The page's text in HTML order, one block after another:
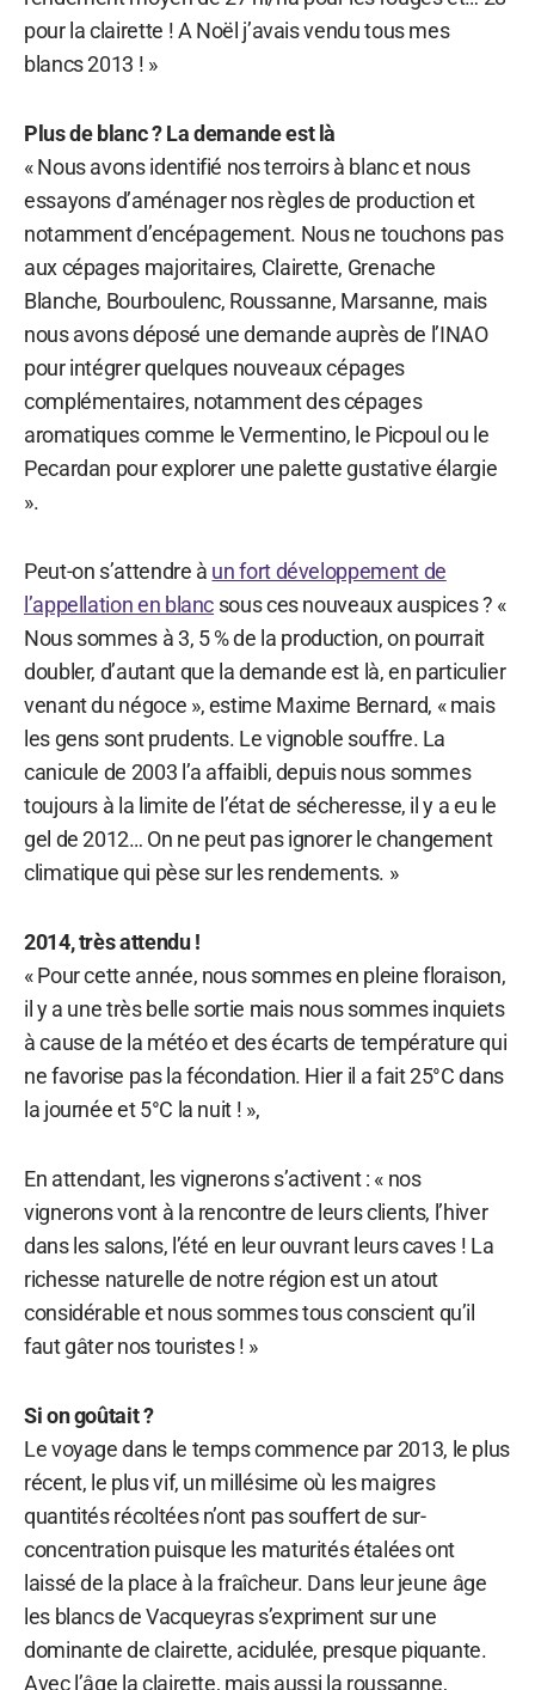
pour la clairette ! A Noël j’avais vendu tous mes
blancs 2013 ! »
Plus de blanc ? La demande est là
« Nous avons identifié nos terroirs à blanc et nous
essayons d’aménager nos règles de production et
notamment d’encépagement. Nous ne touchons pas
aux cépages majoritaires, Clairette, Grenache
Blanche, Bourboulenc, Roussanne, Marsanne, mais
nous avons déposé une demande auprès de l’INAO
pour intégrer quelques nouveaux cépages
complémentaires, notamment des cépages
aromatiques comme le Vermentino, le Picpoul ou le
Pecardan pour explorer une palette gustative élargie
».
Peut-on s’attendre à un fort développement de
l’appellation en blanc sous ces nouveaux auspices ? «
Nous sommes à 3, 5 % de la production, on pourrait
doubler, d’autant que la demande est là, en particulier
venant du négoce », estime Maxime Bernard, « mais
les gens sont prudents. Le vignoble souffre. La
canicule de 2003 l’a affaibli, depuis nous sommes
toujours à la limite de l’état de sécheresse, il y a eu le
gel de 2012… On ne peut pas ignorer le changement
climatique qui pèse sur les rendements. »
2014, très attendu !
« Pour cette année, nous sommes en pleine floraison,
il y a une très belle sortie mais nous sommes inquiets
à cause de la météo et des écarts de température qui
ne favorise pas la fécondation. Hier il a fait 25°C dans
la journée et 5°C la nuit ! »,
En attendant, les vignerons s’activent : « nos
vignerons vont à la rencontre de leurs clients, l’hiver
dans les salons, l’été en leur ouvrant leurs caves ! La
richesse naturelle de notre région est un atout
considérable et nous sommes tous conscient qu’il
faut gâter nos touristes ! »
Si on goûtait ?
Le voyage dans le temps commence par 2013, le plus
récent, le plus vif, un millésime où les maigres
quantités récoltées n’ont pas souffert de sur-
concentration puisque les maturités étalées ont
laissé de la place à la fraîcheur. Dans leur jeune âge
les blancs de Vacqueyras s’expriment sur une
dominante de clairette, acidulée, presque piquante.
Avec l’âge la clairette, mais aussi la roussanne,